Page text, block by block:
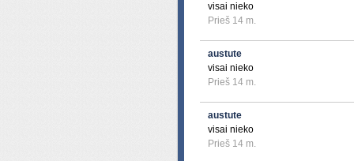
visai nieko
Prieš 14 m.
austute
visai nieko
Prieš 14 m.
austute
visai nieko
Prieš 14 m.